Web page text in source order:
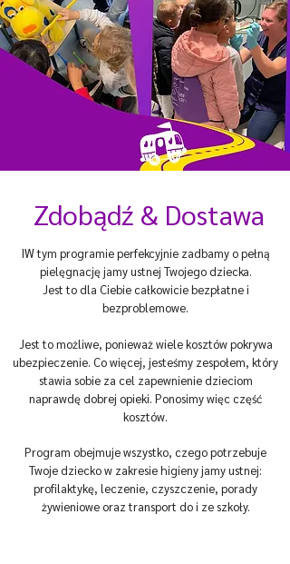
Zdobądź & Dostawa
IW tym programie perfekcyjnie zadbamy o pełną
pielęgnację jamy ustnej Twojego dziecka.
Jest to dla Ciebie całkowicie bezpłatne i
bezproblemowe.
Jest to możliwe, ponieważ wiele kosztów pokrywa
ubezpieczenie. Co więcej, jesteśmy zespołem, który
stawia sobie za cel zapewnienie dzieciom
naprawdę dobrej opieki. Ponosimy więc część
kosztów.
Program obejmuje wszystko, czego potrzebuje
Twoje dziecko w zakresie higieny jamy ustnej:
profilaktykę, leczenie, czyszczenie, porady
żywieniowe oraz transport do i ze szkoły.